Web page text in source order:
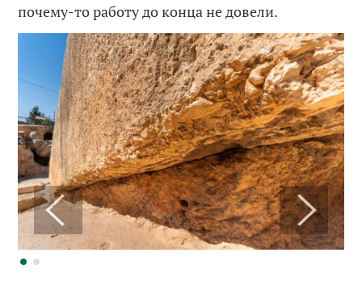
почему-то работу до конца не довели.